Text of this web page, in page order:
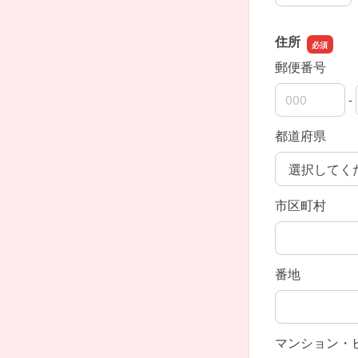
住所
郵便番号
郵便番号の上
-
郵便番号の下
都道府県
市区町村
番地
マンション・